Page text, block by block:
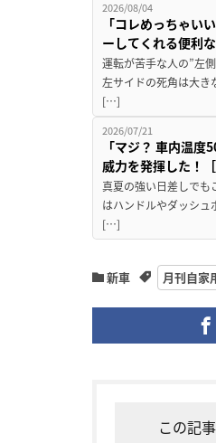
2026/08/04
「コレめっちゃい
ーしてくれる便利
運転が苦手な人の”左
左サイドの死角は大き
[…]
2026/07/21
「マジ？ 車内温
威力を発揮した！
真夏の強い日差しでも
はハンドルやダッシュ
[…]
新車 月刊自家
この記